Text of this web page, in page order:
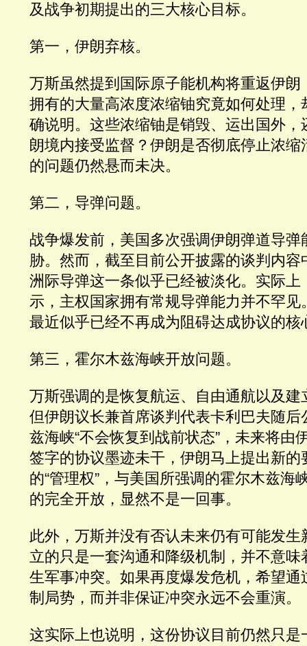
及战争初期提出的三大核心目标。
第一，伊朗弃核。
万斯虽然提到国际原子能机构将重返伊朗
拥有的大量高浓度浓缩铀究竟如何处理，
确说明。这些浓缩铀是销毁、运出国外，
朗境内接受监督？伊朗是否彻底停止浓缩
的问题仍然悬而未决。
第二，导弹问题。
战争爆发前，美国多次强调伊朗弹道导弹
胁。然而，截至目前公开披露的谈判内容
洲际导弹这一条似乎已经被淡化。实际上
示，主权国家拥有常规导弹能力并不罕见
最近似乎已经不再成为阻碍达成协议的核
第三，霍尔木兹海峡开放问题。
万斯强调的是恢复航运、自由通航以及建
但伊朗议长兼首席谈判代表卡利巴夫随后
兹海峡“不会恢复到战前状态”，未来将由
签字的协议墨迹未干，伊朗马上提出新的
的“管理权”，与美国所强调的霍尔木兹海
的完全开放，显然不是一回事。
此外，万斯并没有否认未来仍有可能发生
立的只是一套沟通和降级机制，并不意味
生军事冲突。如果再度爆发危机，希望通
制局势，而并非保证冲突永远不会重演。
这实际上也说明，这份协议目前仍然只是